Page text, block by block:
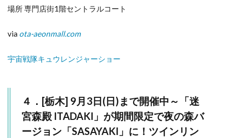
場所 専門店街1階セントラルコート
via ota-aeonmall.com
宇宙戦隊キュウレンジャーショー
４．[栃木] 9月3日(日)まで開催中～「迷
宮森殿 ITADAKI」が期間限定で夜の森バ
ージョン「SASAYAKI」に！ツインリン